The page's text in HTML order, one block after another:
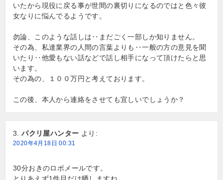
いたから現役に戻る事が世間の裏切りになるのではと色々彼
女なりに悩んでるようです。
勿論、このような話しは‥まだごく一部しか知りません。
その為、私達業界の人間の言葉よりも‥一般の方の意見を聞
いたり‥他愛もない話などで話し相手になって頂けたらと思
います。
その為の、１００万円と考えております。
この後、本人から連絡をさせても宜しいでしょうか？
パクリ屋ハンター より:
2020年4月18日 00:31
30分おきのロボメールです。